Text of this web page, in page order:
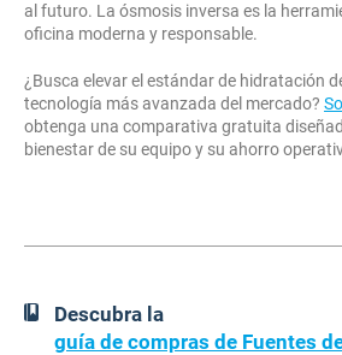
al futuro. La ósmosis inversa es la
oficina moderna y responsable.
¿Busca elevar el estándar de hidratación
tecnología más avanzada del mercado?
obtenga una comparativa gratuita
bienestar de su equipo y su ahorro
Descubra la
guía de compras de Fuentes